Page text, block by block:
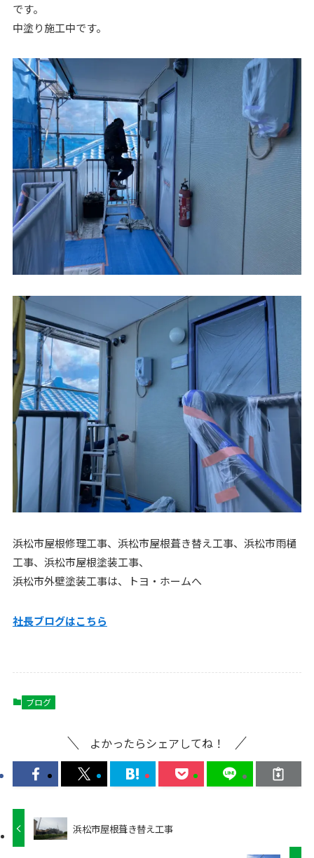
です。
中塗り施工中です。
浜松市屋根修理工事、浜松市屋根葺き替え工事、浜松市雨樋
工事、浜松市屋根塗装工事、
浜松市外壁塗装工事は、トヨ・ホームへ
社長ブログはこちら
ブログ
よかったらシェアしてね！
浜松市屋根葺き替え工事